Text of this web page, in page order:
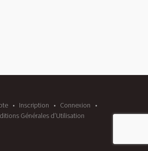
Inscription
Connexion
Générales d’Utilisation